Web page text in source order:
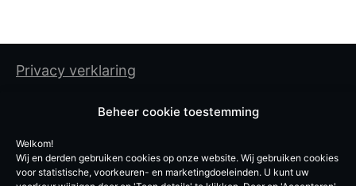
Beheer cookie toestemming
Welkom!
Wij en derden gebruiken cookies op onze website. Wij gebruiken cookies
voor statistische, voorkeuren- en marketingdoeleinden. U kunt uw
Privacy verklaring
Algemene gebruiksvoorwaarden
De Experten BV